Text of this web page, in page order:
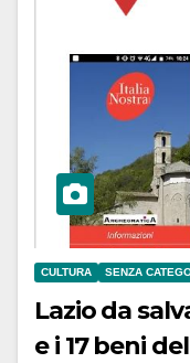
CULTURA SENZA
Lazio da
e i 17 beni